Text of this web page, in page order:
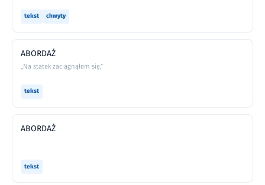
tekst chwyty
ABORDAŻ
„Na statek zaciągnąłem się,”
tekst
ABORDAŻ
tekst